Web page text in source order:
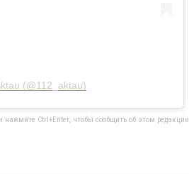
(@112_aktau)
Ctrl+Enter, чтобы сообщить об этом редакции